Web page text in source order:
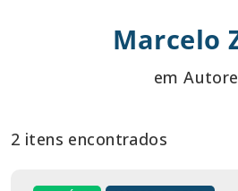
Marcelo
em
2 itens encontrados